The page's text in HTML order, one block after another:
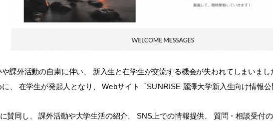
課外活動の自粛に伴い、 新入生と在学生が交流する機会が失われてしまいま
、 在学生が発起人となり、 Webサイト「SUNRISE 麗澤大学新入生向け情報
賛同し、 課外活動や大学生活の紹介、 SNS上での情報提供、 質問・相談受付